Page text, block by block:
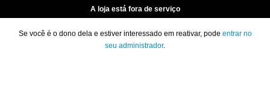
A loja está fora de serviço
Se você é o dono dela e estiver interessado em reativar, pode entrar no
seu administrador.